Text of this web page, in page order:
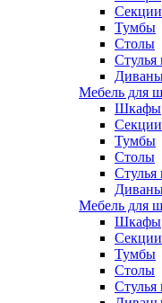
Секции
Тумбы
Столы
Стулья
Мебель для
Шкафы
Секции
Тумбы
Столы
Стулья
Мебель для
Шкафы
Секции
Тумбы
Столы
Стулья